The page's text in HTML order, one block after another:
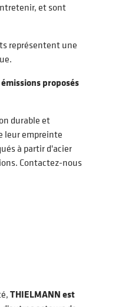
et sont
représentent une
proposés
durable et
leur empreinte
à partir d'acier
Contactez-nous
THIELMANN est